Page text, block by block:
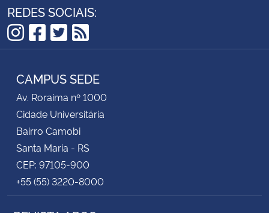
Gabinete de Segurança Institucional
Banco Central do Brasil
Planalto
REDES SOCIAIS:
Instagram
Facebook
Twitter
RSS
CAMPUS SEDE
Av. Roraima nº 1000
Cidade Universitária
Bairro Camobi
Santa Maria - RS
CEP: 97105-900
+55 (55) 3220-8000